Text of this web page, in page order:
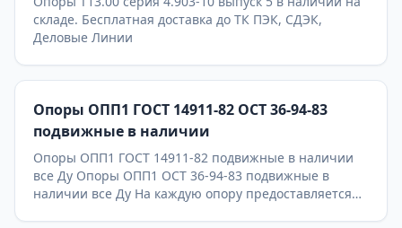
складе. Бесплатная доставка до ТК ПЭК, СДЭК,
Деловые Линии
Опоры ОПП1 ГОСТ 14911-82 ОСТ 36-94-83
подвижные в наличии
Опоры ОПП1 ГОСТ 14911-82 подвижные в наличии
все Ду Опоры ОПП1 ОСТ 36-94-83 подвижные в
наличии все Ду На каждую опору предоставляется